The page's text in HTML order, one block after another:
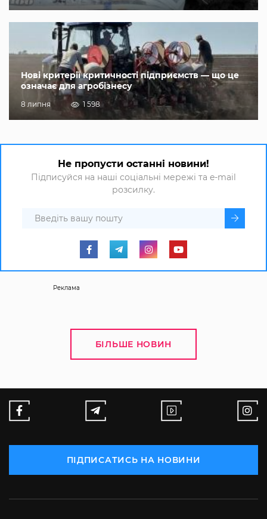
Нові критерії критичності підприємств — що це
означає для агробізнесу
8 липня 1 598
Не пропусти останні новини!
Підписуйся на наші соціальні мережі та e-mail
розсилку.
Реклама
БІЛЬШЕ НОВИН
ПІДПИСАТИСЬ НА НОВИНИ